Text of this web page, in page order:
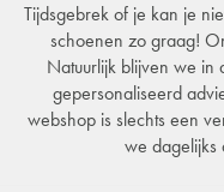
Tijdsgebrek of je kan je
schoenen zo graag!
Natuurlijk blijven we in
gepersonaliseerd
webshop is slechts een
we dagelijks